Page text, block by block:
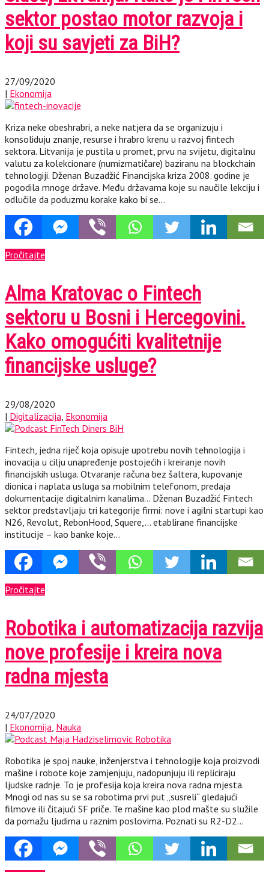
sektor postao motor razvoja i
koji su savjeti za BiH?
27/09/2020
| Ekonomija
Kriza neke obeshrabri, a neke natjera da se organizuju i
konsoliduju znanje, resurse i hrabro krenu u razvoj fintech
sektora. Litvanija je pustila u promet, prvu na svijetu, digitalnu
valutu za kolekcionare (numizmatičare) baziranu na blockchain
tehnologiji. Dženan Buzadžić Financijska kriza 2008. godine je
pogodila mnoge države. Među državama koje su naučile lekciju i
odlučile da poduzmu korake kako bi se…
Pročitajte
Alma Kratovac o Fintech
sektoru u Bosni i Hercegovini.
Kako omogućiti kvalitetnije
financijske usluge?
29/08/2020
| Digitalizacija, Ekonomija
Fintech, jedna riječ koja opisuje upotrebu novih tehnologija i
inovacija u cilju unapređenje postojećih i kreiranje novih
financijskih usluga. Otvaranje računa bez šaltera, kupovanje
dionica i naplata usluga sa mobilnim telefonom, predaja
dokumentacije digitalnim kanalima… Dženan Buzadžić Fintech
sektor predstavljaju tri kategorije firmi: nove i agilni startupi kao
N26, Revolut, RebonHood, Squere,… etablirane financijske
institucije – kao banke koje…
Pročitajte
Robotika i automatizacija razvija
nove profesije i kreira nova
radna mjesta
24/07/2020
| Ekonomija, Nauka
Robotika je spoj nauke, inženjerstva i tehnologije koja proizvodi
mašine i robote koje zamjenjuju, nadopunjuju ili repliciraju
ljudske radnje. To je profesija koja kreira nova radna mjesta.
Mnogi od nas su se sa robotima prvi put „susreli“ gledajući
filmove ili čitajući SF priče. Te mašine kao plod mašte su služile
da pomažu ljudima u raznim poslovima. Poznati su R2-D2…